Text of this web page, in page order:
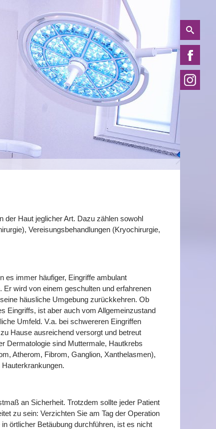
der Haut jeglicher Art. Dazu zählen sowohl
Vereisungsbehandlungen (Kryochirurgie,
es immer häufiger, Eingriffe ambulant
wird von einem geschulten und erfahrenen
häusliche Umgebung zurückkehren. Ob
Eingriffs, ist aber auch vom Allgemeinzustand
Umfeld. V.a. bei schwereren Eingriffen
Hause ausreichend versorgt und betreut
Dermatologie sind Muttermale, Hautkrebs
Atherom, Fibrom, Ganglion, Xanthelasmen),
an Sicherheit. Trotzdem sollte jeder Patient
zu sein: Verzichten Sie am Tag der Operation
örtlicher Betäubung durchführen, ist es nicht